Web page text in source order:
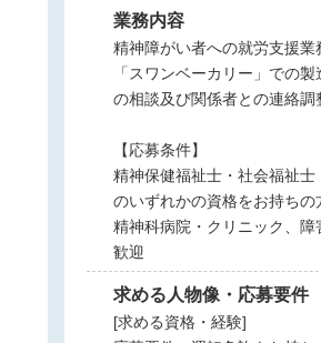
業務内容
精神障がい者への就労支援業
「スワンベーカリー」での
の相談及び関係者との連絡調
【応募条件】
精神保健福祉士・社会福祉
のいずれかの資格をお持ちの
精神科病院・クリニック、
歓迎
求める人物像・応募要件
[求める資格・経験]